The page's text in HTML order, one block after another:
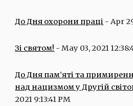
До Дня охорони праці - Apr
Зі святом! - May 03, 2021
До Дня пам’яті та
над нацизмом у Другій
2021 9:13:41 PM